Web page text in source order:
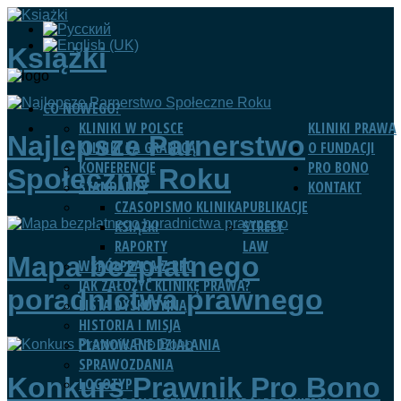
CO NOWEGO?
KLINIKI PRAWA
KLINIKI W POLSCE
KLINIKI ZA GRANICĄ
KONFERENCJE
STANDARDY
PUBLIKACJE
CZASOPISMO KLINIKA
KSIĄŻKI
RAPORTY
STREET
LAW
WSPÓŁPRACA Z RPO
JAK ZAŁOŻYĆ KLINIKĘ PRAWA?
LISTA DYSKUSYJNA
O FUNDACJI
HISTORIA I MISJA
PLANOWANE DZIAŁANIA
SPRAWOZDANIA
LOGOTYP
PRO BONO
KONTAKT
Książki
Najlepsze Parnerstwo
Społeczne Roku
Mapa bezpłatnego
poradnictwa prawnego
Konkurs Prawnik Pro Bono